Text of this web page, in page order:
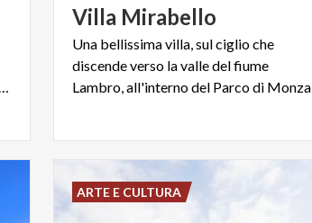
Villa Mirabello
Una bellissima villa, sul ciglio che
discende verso la valle del fiume
Lambro, all'interno del Parco di Monza
ARTE E CULTURA